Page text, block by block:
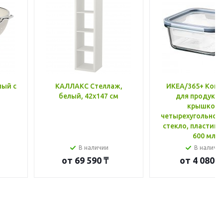
с
КАЛЛАКС Стеллаж,
белый, 42x147 см
В наличии
от 69 590 ₸
ИКЕА/365+
для
крышкой,
стекло, пластик
600 мл
В
от 4 080 ₸